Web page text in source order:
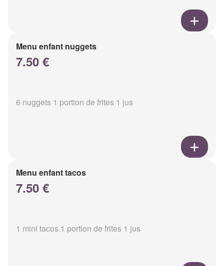
Menu enfant nuggets
7.50 €
6 nuggets 1 portion de frites 1 jus
Menu enfant tacos
7.50 €
1 mini tacos 1 portion de frites 1 jus